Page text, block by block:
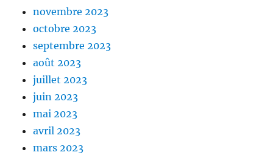
novembre 2023
octobre 2023
septembre 2023
août 2023
juillet 2023
juin 2023
mai 2023
avril 2023
mars 2023